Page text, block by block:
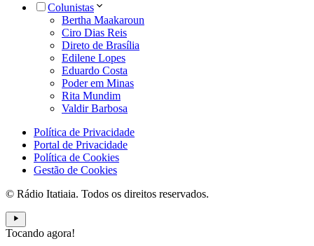
Colunistas
Bertha Maakaroun
Ciro Dias Reis
Direto de Brasília
Edilene Lopes
Eduardo Costa
Poder em Minas
Rita Mundim
Valdir Barbosa
Política de Privacidade
Portal de Privacidade
Política de Cookies
Gestão de Cookies
© Rádio Itatiaia. Todos os direitos reservados.
Tocando agora!